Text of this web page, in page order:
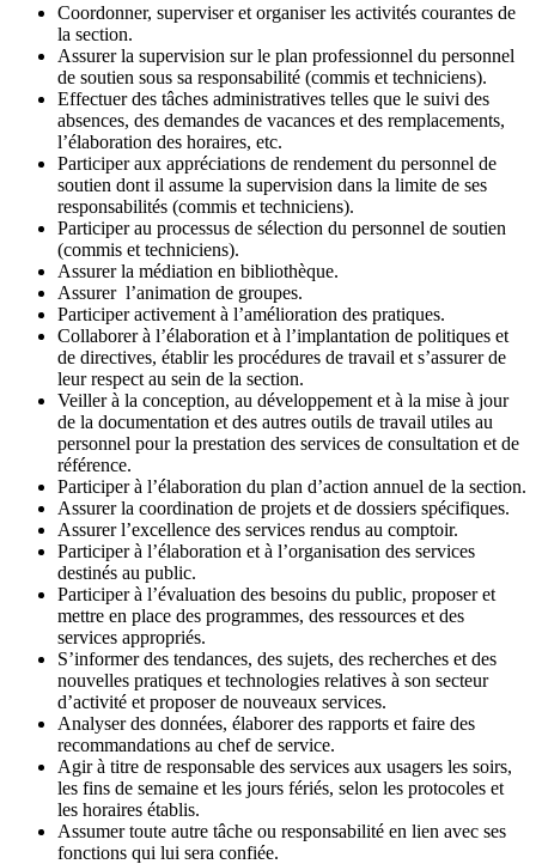
Coordonner, superviser et organiser les activités courantes de
la section.
Assurer la supervision sur le plan professionnel du personnel
de soutien sous sa responsabilité (commis et techniciens).
Effectuer des tâches administratives telles que le suivi des
absences, des demandes de vacances et des remplacements,
l’élaboration des horaires, etc.
Participer aux appréciations de rendement du personnel de
soutien dont il assume la supervision dans la limite de ses
responsabilités (commis et techniciens).
Participer au processus de sélection du personnel de soutien
(commis et techniciens).
Assurer la médiation en bibliothèque.
Assurer l’animation de groupes.
Participer activement à l’amélioration des pratiques.
Collaborer à l’élaboration et à l’implantation de politiques et
de directives, établir les procédures de travail et s’assurer de
leur respect au sein de la section.
Veiller à la conception, au développement et à la mise à jour
de la documentation et des autres outils de travail utiles au
personnel pour la prestation des services de consultation et de
référence.
Participer à l’élaboration du plan d’action annuel de la section.
Assurer la coordination de projets et de dossiers spécifiques.
Assurer l’excellence des services rendus au comptoir.
Participer à l’élaboration et à l’organisation des services
destinés au public.
Participer à l’évaluation des besoins du public, proposer et
mettre en place des programmes, des ressources et des
services appropriés.
S’informer des tendances, des sujets, des recherches et des
nouvelles pratiques et technologies relatives à son secteur
d’activité et proposer de nouveaux services.
Analyser des données, élaborer des rapports et faire des
recommandations au chef de service.
Agir à titre de responsable des services aux usagers les soirs,
les fins de semaine et les jours fériés, selon les protocoles et
les horaires établis.
Assumer toute autre tâche ou responsabilité en lien avec ses
fonctions qui lui sera confiée.